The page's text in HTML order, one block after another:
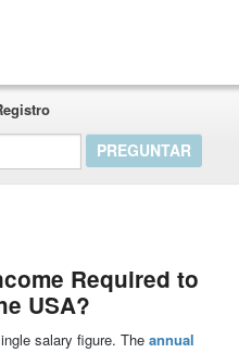
Required to
USA?
salary figure. The annual